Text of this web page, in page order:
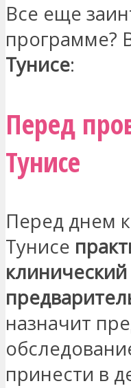
Все еще
программе?
Тунисе:
Перед
Тунисе
Перед днем
Тунисе
назначит
принести в